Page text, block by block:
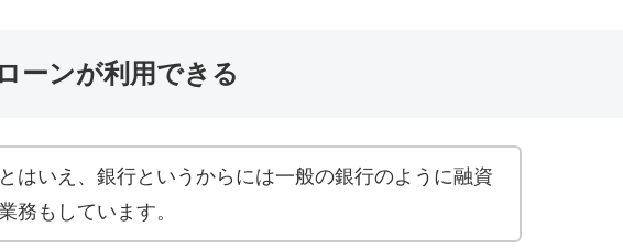
ーンが利用できる
はいえ、銀行というからには一般の銀行のように融資
務もしています。